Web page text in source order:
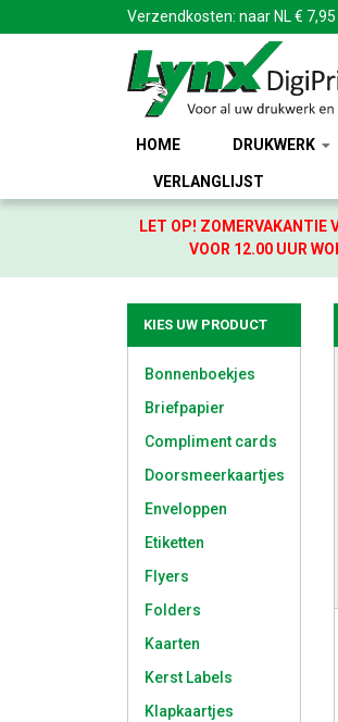
Verzendkosten: naar NL €
HOME DRUKWERK
VERLANGLIJST
LET OP! ZOMERVAKANTIE
VOOR 12.00 UUR
KIES UW PRODUCT
Bonnenboekjes
Briefpapier
Compliment cards
Doorsmeerkaartjes
Enveloppen
Etiketten
Flyers
Folders
Kaarten
Kerst Labels
Klapkaartjes